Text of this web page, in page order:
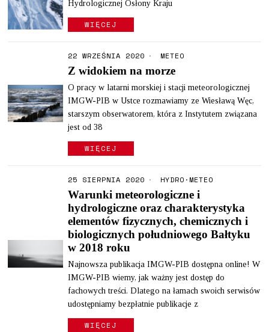
Hydrologicznej Osłony Kraju
WIĘCEJ
22 WRZEŚNIA 2020 METEO
Z widokiem na morze
O pracy w latarni morskiej i stacji meteorologicznej
IMGW-PIB w Ustce rozmawiamy ze Wiesławą Węc,
starszym obserwatorem, która z Instytutem związana
jest od 38
WIĘCEJ
25 SIERPNIA 2020 HYDRO · METEO
Warunki meteorologiczne i
hydrologiczne oraz charakterystyka
elementów fizycznych, chemicznych i
biologicznych południowego Bałtyku
w 2018 roku
Najnowsza publikacja IMGW-PIB dostępna online! W
IMGW-PIB wiemy, jak ważny jest dostęp do
fachowych treści. Dlatego na łamach swoich serwisów
udostępniamy bezpłatnie publikacje z
WIĘCEJ